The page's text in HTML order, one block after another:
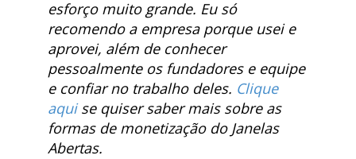
esforço muito grande. Eu só
recomendo a empresa porque usei e
aprovei, além de conhecer
pessoalmente os fundadores e equipe
e confiar no trabalho deles. Clique
aquise quiser saber mais sobre as
formas de monetização do Janelas
Abertas.